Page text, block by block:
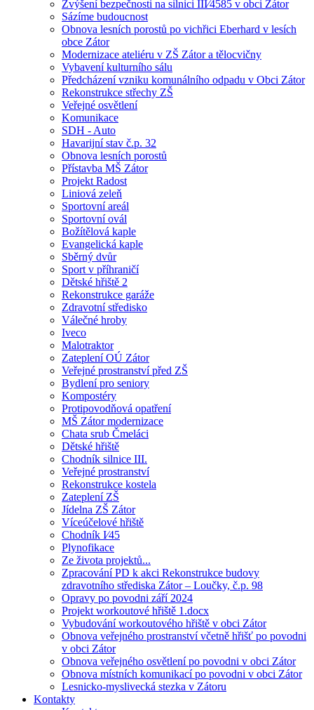
Zvýšení bezpečnosti na silnici III⁄4585 v obci Zátor
Sázíme budoucnost
Obnova lesních porostů po vichřici Eberhard v lesích
obce Zátor
Modernizace ateliéru v ZŠ Zátor a tělocvičny
Vybavení kulturního sálu
Předcházení vzniku komunálního odpadu v Obci Zátor
Rekonstrukce střechy ZŠ
Veřejné osvětlení
Komunikace
SDH - Auto
Havarijní stav č.p. 32
Obnova lesních porostů
Přístavba MŠ Zátor
Projekt Radost
Liniová zeleň
Sportovní areál
Sportovní ovál
Božítělová kaple
Evangelická kaple
Sběrný dvůr
Sport v příhraničí
Dětské hřiště 2
Rekonstrukce garáže
Zdravotní středisko
Válečné hroby
Iveco
Malotraktor
Zateplení OÚ Zátor
Veřejné prostranství před ZŠ
Bydlení pro seniory
Kompostéry
Protipovodňová opatření
MŠ Zátor modernizace
Chata srub Čmeláci
Dětské hřiště
Chodník silnice III.
Veřejné prostranství
Rekonstrukce kostela
Zateplení ZŠ
Jídelna ZŠ Zátor
Víceúčelové hřiště
Chodník I⁄45
Plynofikace
Ze života projektů...
Zpracování PD k akci Rekonstrukce budovy
zdravotního střediska Zátor – Loučky, č.p. 98
Opravy po povodni září 2024
Projekt workoutové hřiště 1.docx
Vybudování workoutového hřiště v obci Zátor
Obnova veřejného prostranství včetně hřišť po povodni
v obci Zátor
Obnova veřejného osvětlení po povodni v obci Zátor
Obnova místních komunikací po povodni v obci Zátor
Lesnicko-myslivecká stezka v Zátoru
Kontakty